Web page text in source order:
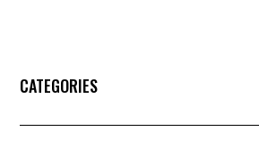
CATEGORIES